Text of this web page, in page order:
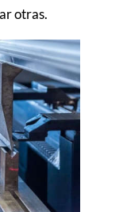
otras.